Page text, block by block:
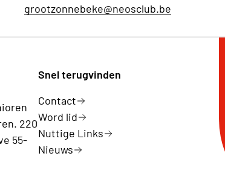
grootzonnebeke@neosclub.be
220
55-
Snel terugvinden
Contact
Word lid
Nuttige Links
Nieuws